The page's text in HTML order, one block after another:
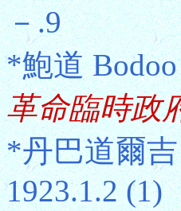
－.9
*鮑道
革命臨時政
*丹巴道爾
1923.1.2 (1)